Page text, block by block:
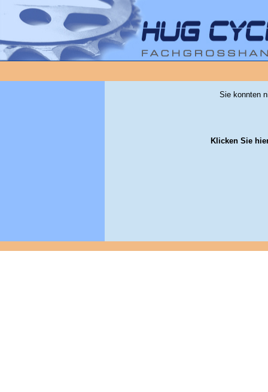
Sie konnten
Klicken Sie